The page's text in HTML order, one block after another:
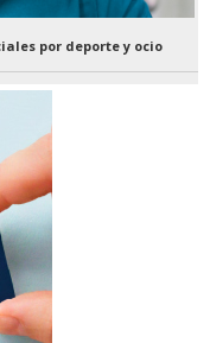
por deporte y ocio